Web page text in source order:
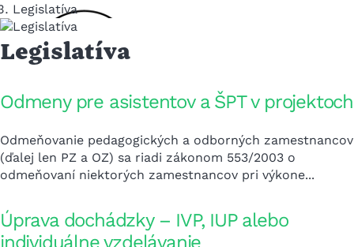
Legislatíva
Legislatíva
Odmeny pre asistentov a ŠPT v projektoch
Odmeňovanie pedagogických a odborných zamestnancov
(ďalej len PZ a OZ) sa riadi zákonom 553/2003 o
odmeňovaní niektorých zamestnancov pri výkone...
Úprava dochádzky – IVP, IUP alebo
individuálne vzdelávanie